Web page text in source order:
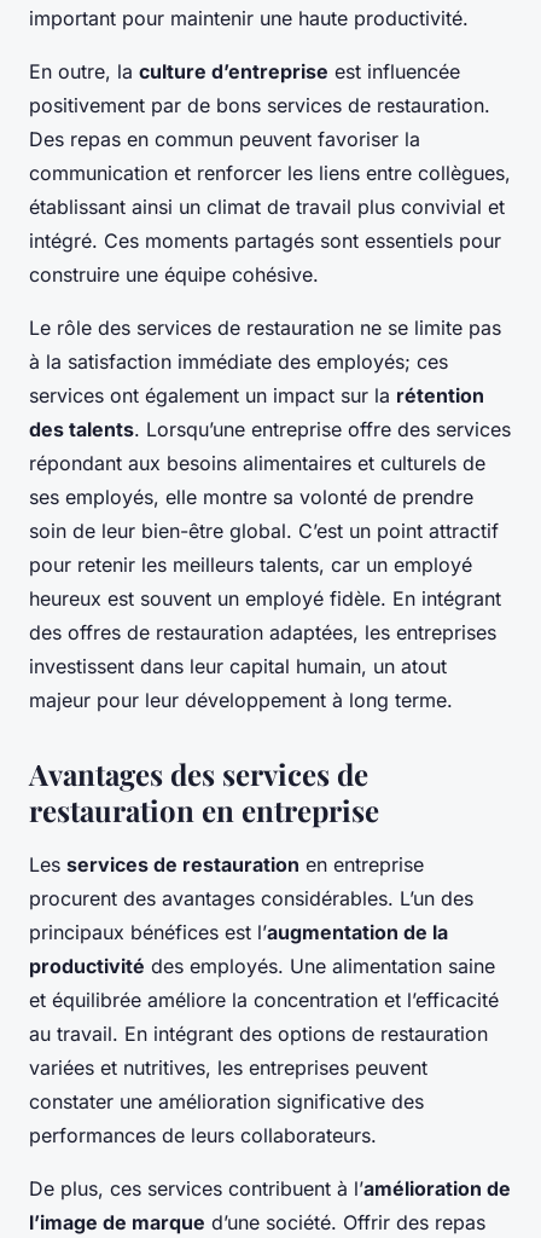
important pour maintenir une haute productivité.
En outre, la culture d’entreprise est influencée
positivement par de bons services de restauration.
Des repas en commun peuvent favoriser la
communication et renforcer les liens entre collègues,
établissant ainsi un climat de travail plus convivial et
intégré. Ces moments partagés sont essentiels pour
construire une équipe cohésive.
Le rôle des services de restauration ne se limite pas
à la satisfaction immédiate des employés; ces
services ont également un impact sur la rétention
des talents. Lorsqu’une entreprise offre des services
répondant aux besoins alimentaires et culturels de
ses employés, elle montre sa volonté de prendre
soin de leur bien-être global. C’est un point attractif
pour retenir les meilleurs talents, car un employé
heureux est souvent un employé fidèle. En intégrant
des offres de restauration adaptées, les entreprises
investissent dans leur capital humain, un atout
majeur pour leur développement à long terme.
Avantages des services de
restauration en entreprise
Les services de restauration en entreprise
procurent des avantages considérables. L’un des
principaux bénéfices est l’augmentation de la
productivité des employés. Une alimentation saine
et équilibrée améliore la concentration et l’efficacité
au travail. En intégrant des options de restauration
variées et nutritives, les entreprises peuvent
constater une amélioration significative des
performances de leurs collaborateurs.
De plus, ces services contribuent à l’amélioration de
l’image de marque d’une société. Offrir des repas